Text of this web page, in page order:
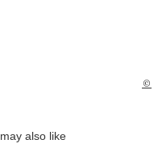
©
also like